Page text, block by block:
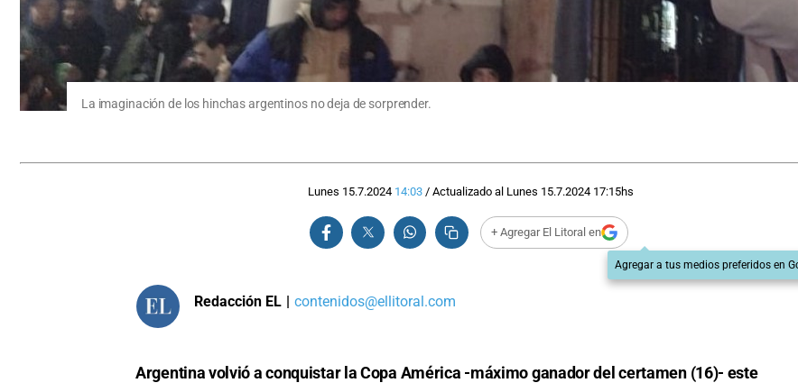
La imaginación de los hinchas argentinos no deja de sorprender.
Lunes 15.7.2024 14:03/ Actualizado al Lunes 15.7.2024 17:15hs
+ Agregar El Litoral en
Agregar a tus medios preferidos en
Redacción EL | contenidos@ellitoral.com
Argentina volvió a conquistar la Copa América -máximo ganador del certamen (16)- este